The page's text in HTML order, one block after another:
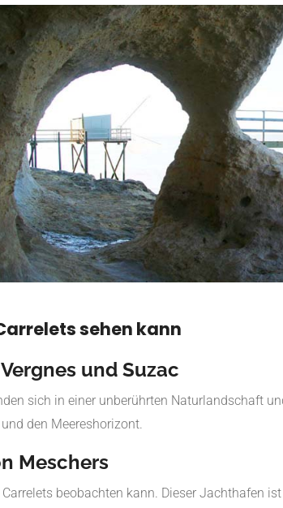
sehen kann
und Suzac
sich in einer unberührten Naturlandschaft
den Meereshorizont.
Meschers
beobachten kann. Dieser Jachthafen